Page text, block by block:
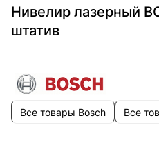
Нивелир лазерный
штатив
Все товары Bosch Все